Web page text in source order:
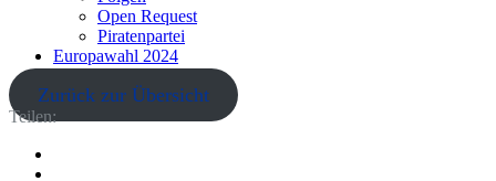
Open Request
Piratenpartei
Europawahl 2024
Zurück zur Übersicht
Teilen: